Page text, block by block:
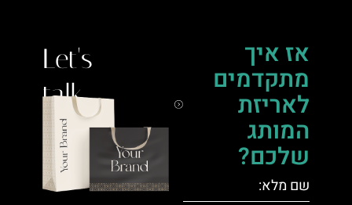
אז איך
מתקדמים
לאריזת
המותג
שלכם?
Let's
talk.